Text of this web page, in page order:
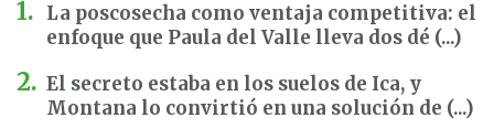
La poscosecha como ventaja competitiva: el
enfoque que Paula del Valle lleva dos dé (...)
El secreto estaba en los suelos de Ica, y
Montana lo convirtió en una solución de (...)